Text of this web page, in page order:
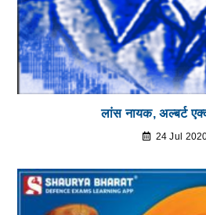
लांस नायक, अल्बर्ट
24 Jul